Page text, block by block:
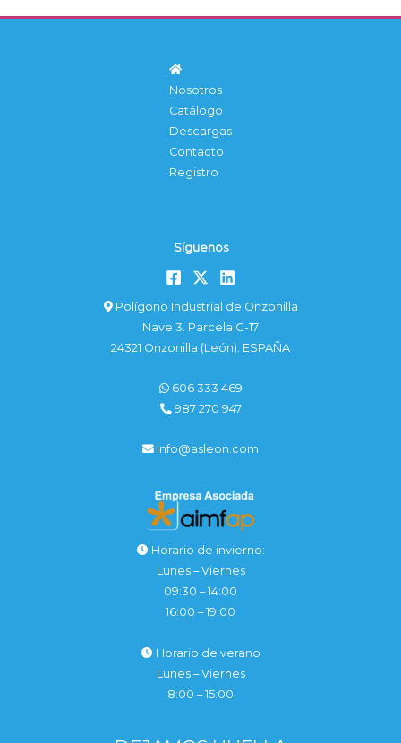
Nosotros
Catálogo
Descargas
Contacto
Registro
Síguenos
Polígono Industrial de Onzonilla
Nave 3. Parcela G-17
24321 Onzonilla (León). ESPAÑA
606 333 469
987 270 947
info@asleon.com
Horario de invierno:
Lunes – Viernes
09:30 – 14:00
16:00 – 19:00
Horario de verano
Lunes – Viernes
8:00 – 15:00